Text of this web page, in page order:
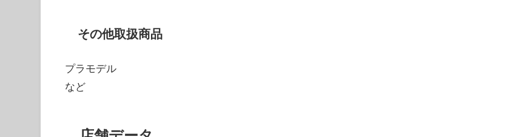
その他取扱商品
プラモデル
など